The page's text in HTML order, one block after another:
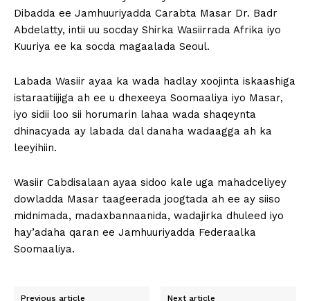
Dibadda ee Jamhuuriyadda Carabta Masar Dr. Badr
Abdelatty, intii uu socday Shirka Wasiirrada Afrika iyo
Kuuriya ee ka socda magaalada Seoul.
Labada Wasiir ayaa ka wada hadlay xoojinta iskaashiga
istaraatiijiga ah ee u dhexeeya Soomaaliya iyo Masar,
iyo sidii loo sii horumarin lahaa wada shaqeynta
dhinacyada ay labada dal danaha wadaagga ah ka
leeyihiin.
Wasiir Cabdisalaan ayaa sidoo kale uga mahadceliyey
dowladda Masar taageerada joogtada ah ee ay siiso
midnimada, madaxbannaanida, wadajirka dhuleed iyo
hay’adaha qaran ee Jamhuuriyadda Federaalka
Soomaaliya.
Previous article Next article